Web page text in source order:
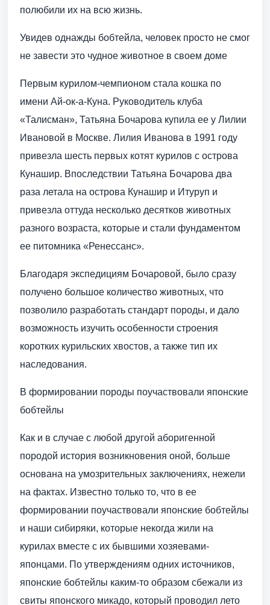
полюбили их на всю жизнь.
Увидев однажды бобтейла, человек просто не смог
не завести это чудное животное в своем доме
Первым курилом-чемпионом стала кошка по
имени Ай-ок-а-Куна. Руководитель клуба
«Талисман», Татьяна Бочарова купила ее у Лилии
Ивановой в Москве. Лилия Иванова в 1991 году
привезла шесть первых котят курилов с острова
Кунашир. Впоследствии Татьяна Бочарова два
раза летала на острова Кунашир и Итуруп и
привезла оттуда несколько десятков животных
разного возраста, которые и стали фундаментом
ее питомника «Ренессанс».
Благодаря экспедициям Бочаровой, было сразу
получено большое количество животных, что
позволило разработать стандарт породы, и дало
возможность изучить особенности строения
коротких курильских хвостов, а также тип их
наследования.
В формировании породы поучаствовали японские
бобтейлы
Как и в случае с любой другой аборигенной
породой история возникновения оной, больше
основана на умозрительных заключениях, нежели
на фактах. Известно только то, что в ее
формировании поучаствовали японские бобтейлы
и наши сибиряки, которые некогда жили на
курилах вместе с их бывшими хозяевами-
японцами. По утверждениям одних источников,
японские бобтейлы каким-то образом сбежали из
свиты японского микадо, который проводил лето